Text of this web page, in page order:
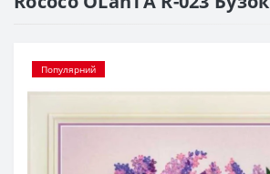
Популярний